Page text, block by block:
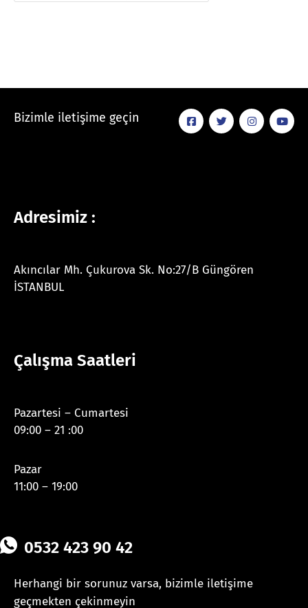
Bizimle iletişime geçin
Adresimiz :
Akıncılar Mh. Çukurova Sk. No:27/B Güngören
İSTANBUL
Çalışma Saatleri
Pazartesi – Cumartesi
09:00 – 21 :00
Pazar
11:00 – 19:00
0532 423 90 42
Herhangi bir sorunuz varsa, bizimle iletişime
geçmekten çekinmeyin